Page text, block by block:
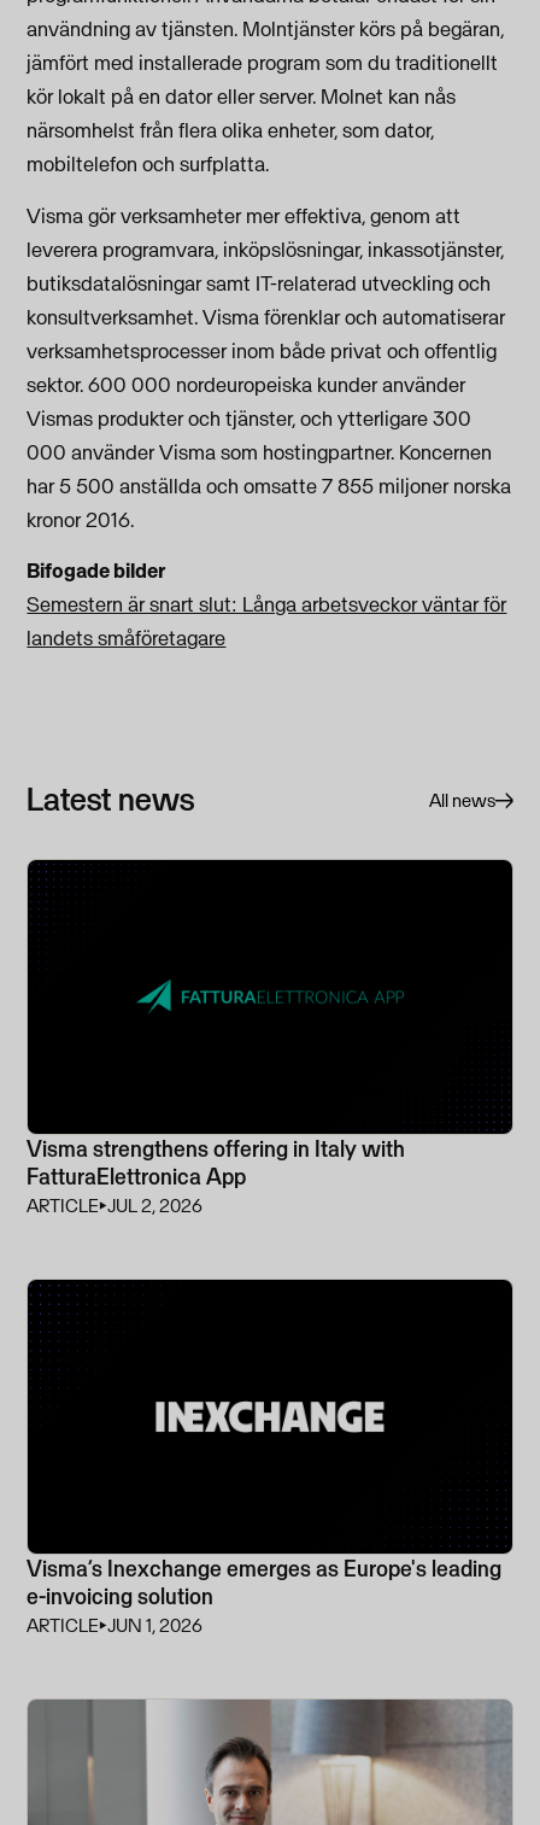
användning av tjänsten. Molntjänster körs på begäran,
jämfört med installerade program som du traditionellt
kör lokalt på en dator eller server. Molnet kan nås
närsomhelst från flera olika enheter, som dator,
mobiltelefon och surfplatta.
Visma gör verksamheter mer effektiva, genom att
leverera programvara, inköpslösningar, inkassotjänster,
butiksdatalösningar samt IT-relaterad utveckling och
konsultverksamhet. Visma förenklar och automatiserar
verksamhetsprocesser inom både privat och offentlig
sektor. 600 000 nordeuropeiska kunder använder
Vismas produkter och tjänster, och ytterligare 300
000 använder Visma som hostingpartner. Koncernen
har 5 500 anställda och omsatte 7 855 miljoner norska
kronor 2016.
Bifogade bilder
Semestern är snart slut: Långa arbetsveckor väntar för
landets småföretagare
Latest news All news
Visma strengthens offering in Italy with
FatturaElettronica App
ARTICLE⏵JUL 2, 2026
Visma’s Inexchange emerges as Europe's leading
e-invoicing solution
ARTICLE⏵JUN 1, 2026